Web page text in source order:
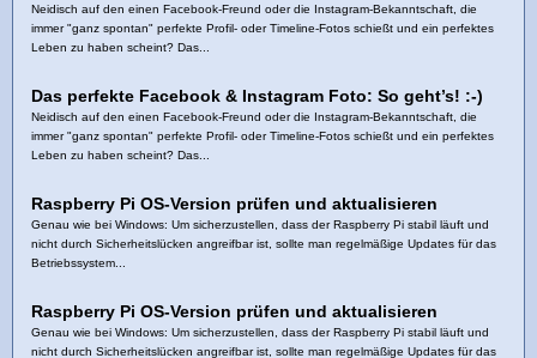
Neidisch auf den einen Facebook-Freund oder die Instagram-Bekanntschaft, die
immer "ganz spontan" perfekte Profil- oder Timeline-Fotos schießt und ein perfektes
Leben zu haben scheint? Das...
Das perfekte Facebook & Instagram Foto: So geht’s! :-)
Neidisch auf den einen Facebook-Freund oder die Instagram-Bekanntschaft, die
immer "ganz spontan" perfekte Profil- oder Timeline-Fotos schießt und ein perfektes
Leben zu haben scheint? Das...
Raspberry Pi OS-Version prüfen und aktualisieren
Genau wie bei Windows: Um sicherzustellen, dass der Raspberry Pi stabil läuft und
nicht durch Sicherheitslücken angreifbar ist, sollte man regelmäßige Updates für das
Betriebssystem...
Raspberry Pi OS-Version prüfen und aktualisieren
Genau wie bei Windows: Um sicherzustellen, dass der Raspberry Pi stabil läuft und
nicht durch Sicherheitslücken angreifbar ist, sollte man regelmäßige Updates für das